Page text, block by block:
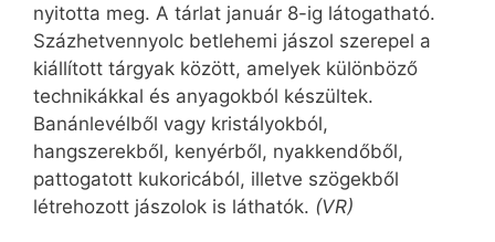
nyitotta meg. A tárlat január 8-ig látogatható.
Százhetvennyolc betlehemi jászol szerepel a
kiállított tárgyak között, amelyek különböző
technikákkal és anyagokból készültek.
Banánlevélből vagy kristályokból,
hangszerekből, kenyérből, nyakkendőből,
pattogatott kukoricából, illetve szögekből
létrehozott jászolok is láthatók. (VR)